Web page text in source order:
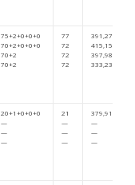
75+2+0+0+0
70+2+0+0+0
70+2
70+2
77
72
72
72
391,27902
415,15227
397,98184
333,23904
20+1+0+0+0
—
—
—
21
—
—
—
379,91288
—
—
—